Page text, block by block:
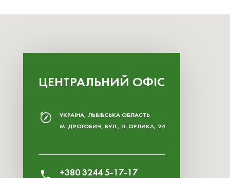
ЦЕНТРАЛЬНИЙ ОФІС
УКРАЇНА, ЛЬВІВСЬКА ОБЛАСТЬ
М. ДРОГОБИЧ, ВУЛ., П. ОРЛИКА, 24
+380 3244 5-17-17